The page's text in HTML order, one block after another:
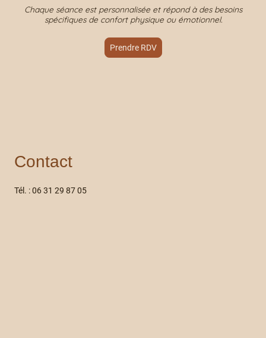
Chaque séance est personnalisée et répond à des besoins
spécifiques de confort physique ou émotionnel.
Prendre RDV
Contact
Tél. : 06 31 29 87 05